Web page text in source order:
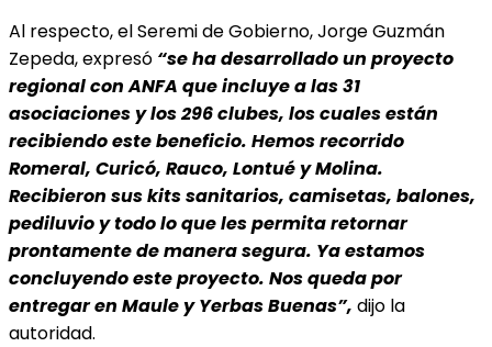
Al respecto, el Seremi de Gobierno, Jorge Guzmán
Zepeda, expresó “se ha desarrollado un proyecto
regional con ANFA que incluye a las 31
asociaciones y los 296 clubes, los cuales están
recibiendo este beneficio. Hemos recorrido
Romeral, Curicó, Rauco, Lontué y Molina.
Recibieron sus kits sanitarios, camisetas, balones,
pediluvio y todo lo que les permita retornar
prontamente de manera segura. Ya estamos
concluyendo este proyecto. Nos queda por
entregar en Maule y Yerbas Buenas”, dijo la
autoridad.